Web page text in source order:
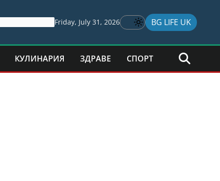
Friday, July 31, 2026 BG LIFE UK
КУЛИНАРИЯ ЗДРАВЕ СПОРТ